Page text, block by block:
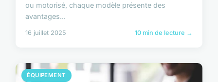
ou motorisé, chaque modèle présente des
avantages...
16 juillet 2025 10 min de lecture →
ÉQUIPEMENT